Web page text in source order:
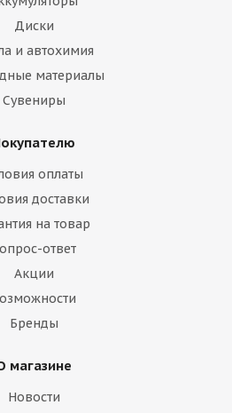
Диски
и автохимия
материалы
Сувениры
оплаты
доставки
на товар
ответ
Акции
Бренды
магазине
Новости